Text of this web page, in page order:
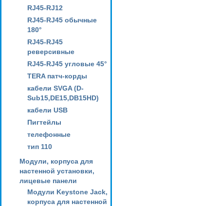
RJ45-RJ12
RJ45-RJ45 обычные
180°
RJ45-RJ45
реверсивные
RJ45-RJ45 угловые 45°
TERA патч-корды
кабели SVGA (D-
Sub15,DE15,DB15HD)
кабели USB
Пигтейлы
телефонные
тип 110
Модули, корпуса для
настенной установки,
лицевые панели
Модули Keystone Jack,
корпуса для настенной